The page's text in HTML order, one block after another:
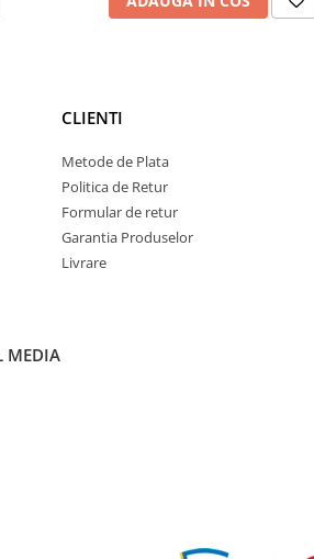
CLIENTI
Metode de Plata
Politica de Retur
Formular de retur
Garantia Produselor
Livrare
MEDIA